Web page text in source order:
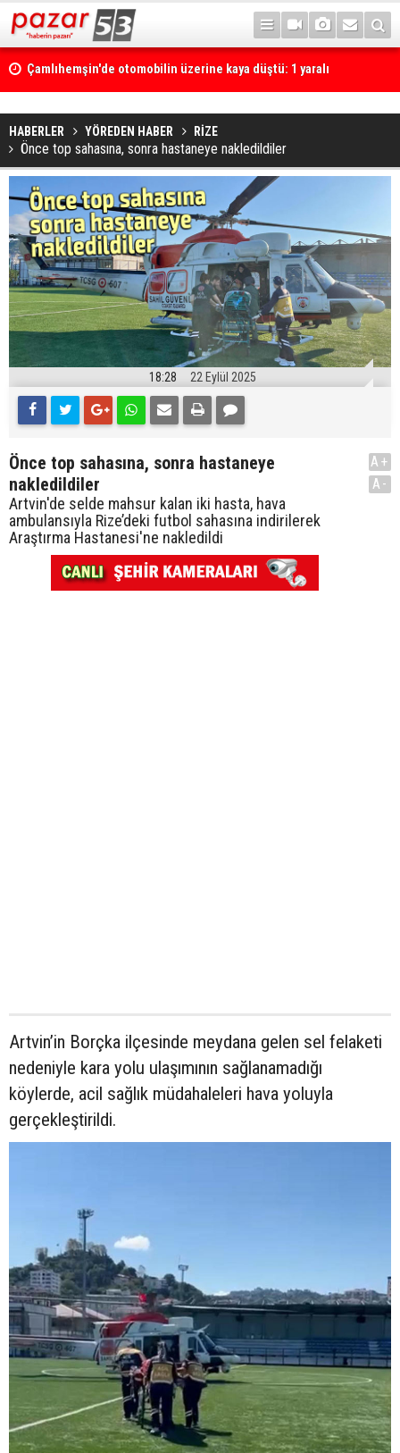
Çamlıhemşin'de otomobilin üzerine kaya düştü: 1 yaralı
HABERLER YÖREDEN HABER RİZE
Önce top sahasına, sonra hastaneye nakledildiler
18:28 22 Eylül 2025
Önce top sahasına, sonra hastaneye
nakledildiler
Artvin'de selde mahsur kalan iki hasta, hava
ambulansıyla Rize’deki futbol sahasına indirilerek
Araştırma Hastanesi'ne nakledildi
A+
A-
Artvin’in Borçka ilçesinde meydana gelen sel felaketi
nedeniyle kara yolu ulaşımının sağlanamadığı
köylerde, acil sağlık müdahaleleri hava yoluyla
gerçekleştirildi.